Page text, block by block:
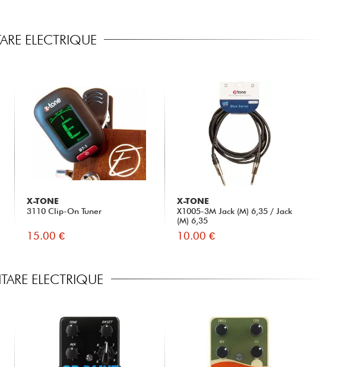
ELECTRIQUE
X-TONE
3110 Clip-On Tuner
15.00 €
X-TONE
X1005-3M Jack (M) 6,35 / Jack
(M) 6,35
10.00 €
ELECTRIQUE